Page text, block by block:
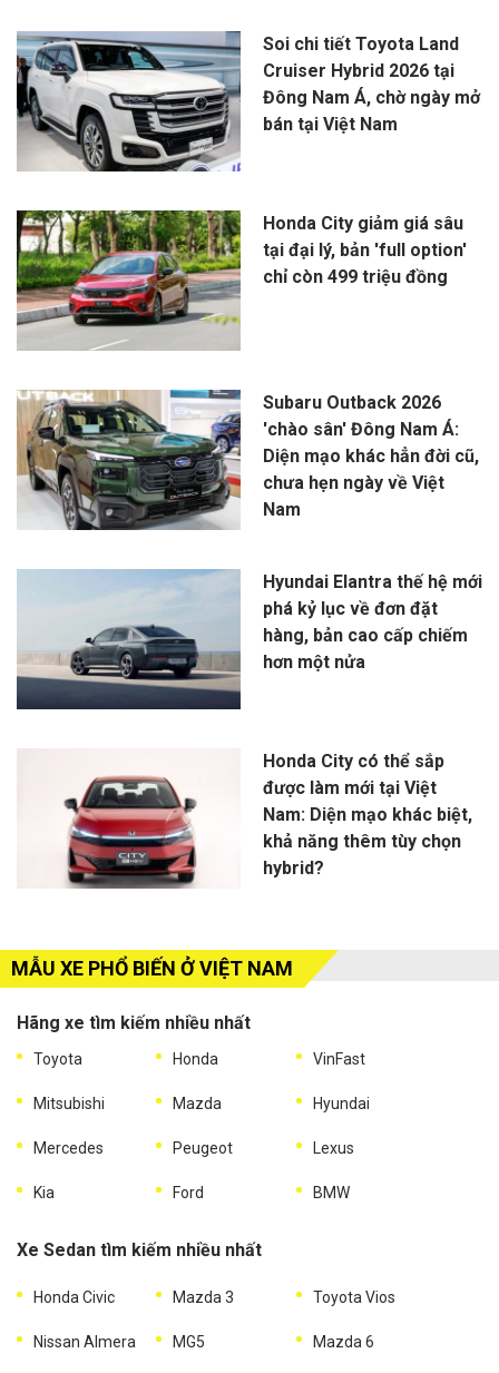
Soi chi tiết Toyota Land
Cruiser Hybrid 2026 tại
Đông Nam Á, chờ ngày mở
bán tại Việt Nam
Honda City giảm giá sâu
tại đại lý, bản 'full option'
chỉ còn 499 triệu đồng
Subaru Outback 2026
'chào sân' Đông Nam Á:
Diện mạo khác hẳn đời cũ,
chưa hẹn ngày về Việt
Nam
Hyundai Elantra thế hệ mới
phá kỷ lục về đơn đặt
hàng, bản cao cấp chiếm
hơn một nửa
Honda City có thể sắp
được làm mới tại Việt
Nam: Diện mạo khác biệt,
khả năng thêm tùy chọn
hybrid?
MẪU XE PHỔ BIẾN Ở VIỆT NAM
Hãng xe tìm kiếm nhiều nhất
Toyota Honda VinFast
Mitsubishi Mazda Hyundai
Mercedes Peugeot Lexus
Kia Ford BMW
Xe Sedan tìm kiếm nhiều nhất
Honda Civic Mazda 3 Toyota Vios
Nissan Almera MG5 Mazda 6